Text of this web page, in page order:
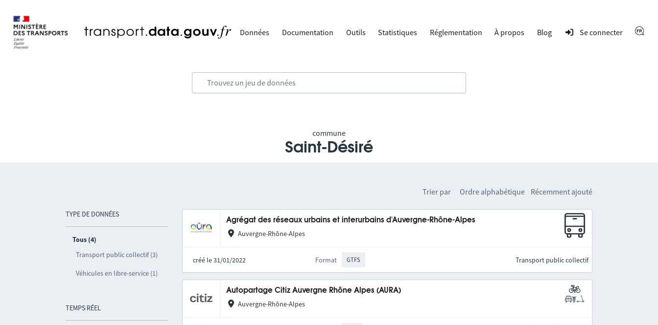
Données Documentation Outils Statistiques Réglementation À propos Blog Se connecter
commune
Saint-Désiré
TYPE DE DONNÉES
Tous (4)
Transport public collectif (3)
Véhicules en libre-service (1)
TEMPS RÉEL
Trier par Ordre alphabétique Récemment ajouté
Agrégat des réseaux urbains et interurbains d'Auvergne-Rhône-Alpes
Auvergne-Rhône-Alpes
créé le 31/01/2022 Format GTFS Transport public collectif
Autopartage Citiz Auvergne Rhône Alpes (AURA)
Auvergne-Rhône-Alpes